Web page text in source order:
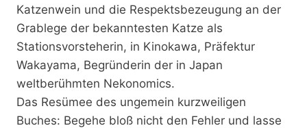
Katzenwein und die Respektsbezeugung an der
Grablege der bekanntesten Katze als
Stationsvorsteherin, in Kinokawa, Präfektur
Wakayama, Begründerin der in Japan
weltberühmten Nekonomics.
Das Resümee des ungemein kurzweiligen
Buches: Begehe bloß nicht den Fehler und lasse